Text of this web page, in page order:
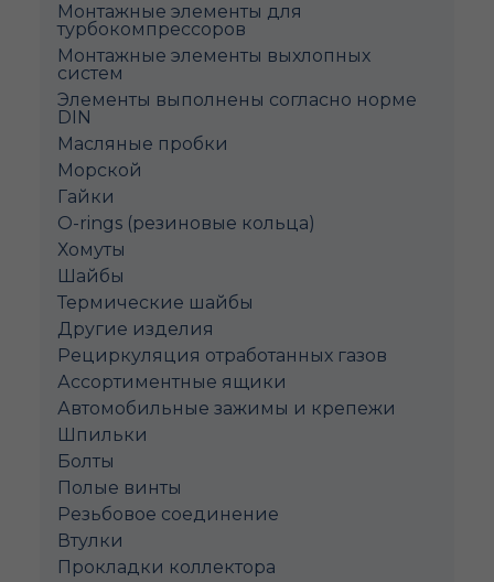
Монтажные элементы для
турбокомпрессоров
Монтажные элементы выхлопных
систем
Элементы выполнены согласно норме
DIN
Масляные пробки
Морской
Гайки
O-rings (резиновые кольца)
Хомуты
Шайбы
Термические шайбы
Другие изделия
Рециркуляция отработанных газов
Ассортиментные ящики
Автомобильные зажимы и крепежи
Шпильки
Болты
Полые винты
Pезьбовое соединение
Втулки
Прокладки коллектора